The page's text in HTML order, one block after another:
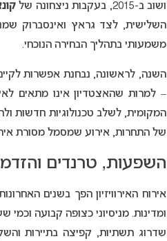
ושוב ב-2015, בעקבות ניצחונה של
השלישית, לצד גראץ ואינסברוק
משמעותי בתהליך הבחירה הנוכחי.
– למרות שהאצטדיון אינו מתאים
של התחרות, אירוע שמסמל מסורת
השפעות, טרנדים
אירוח האירוויזיון הפך בשנים
ומדינות. מניסיוני כצופה קבועה
שדרוג תשתיות, קפיצה בתיירות